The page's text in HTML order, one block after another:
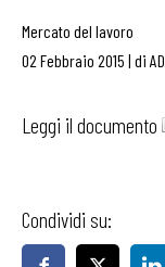
Mercato del lavoro
02 Febbraio 2015 | di
Leggi il documento
Condividi su: